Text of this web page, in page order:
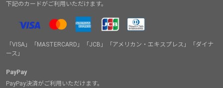
下記のカードがご利用いただけます。
「VISA」「MASTERCARD」「JCB」「アメリカン・エキスプレス」「ダイナ
ース」
PayPay
PayPay決済がご利用いただけます。